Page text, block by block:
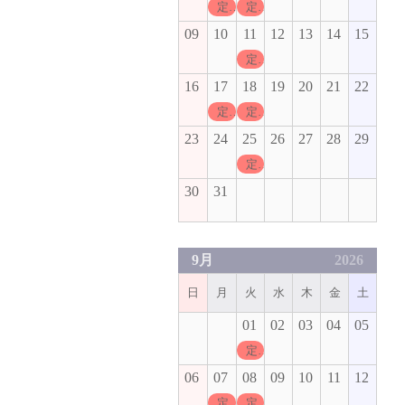
定休日 定休日
09 10 11
定休日
12 13 14 15
16 17
定休日
18
定休日
19 20 21 22
23 24 25
定休日
26 27 28 29
30 31
9月 2026
日 月 火 水 木 金 土
01
定休日
02 03 04 05
06 07 08 09 10 11 12